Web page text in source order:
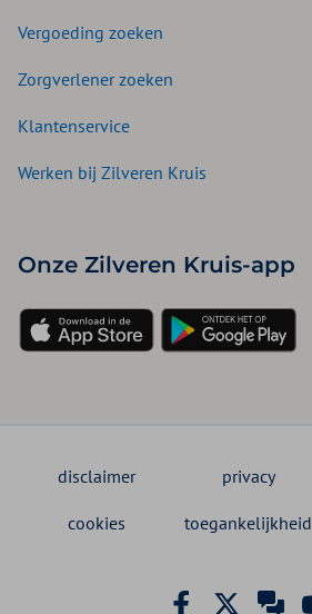
Vergoeding zoeken
Zorgverlener zoeken
Klantenservice
Werken bij Zilveren Kruis
Onze Zilveren Kruis-app
disclaimer privacy
cookies toegankelijkheid